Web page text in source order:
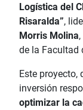
Logística del
Risaralda”,
Morris Molina
de la Facultad
Este proyecto,
inversión
optimizar la